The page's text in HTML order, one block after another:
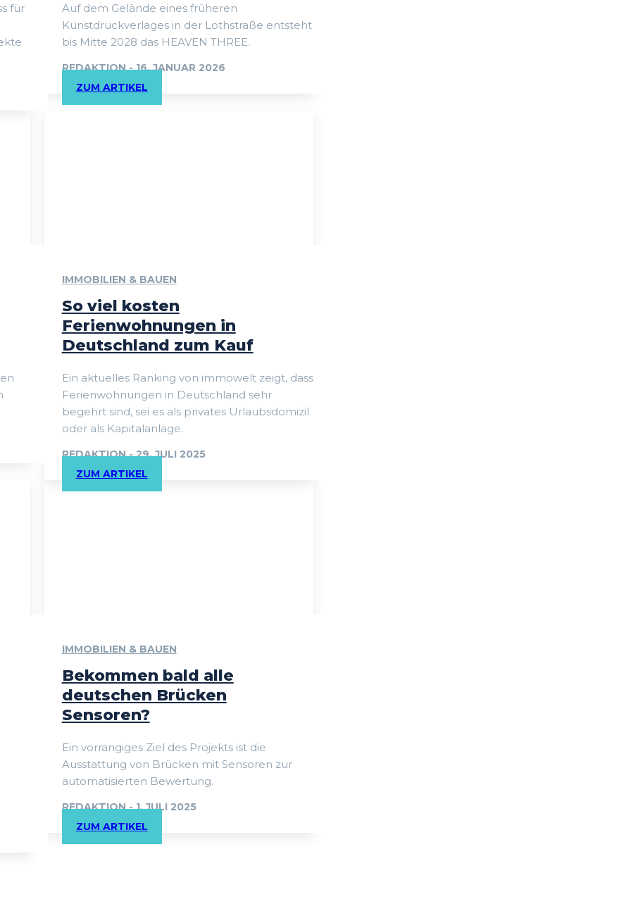
für
Auf dem Gelände eines früheren
Kunstdruckverlages in der Lothstraße entsteht
bis Mitte 2028 das HEAVEN THREE.
REDAKTION - 16. JANUAR 2026
ZUM ARTIKEL
IMMOBILIEN & BAUEN
So viel kosten
Ferienwohnungen in
Deutschland zum Kauf
Ein aktuelles Ranking von immowelt zeigt, dass
Ferienwohnungen in Deutschland sehr
begehrt sind, sei es als privates Urlaubsdomizil
oder als Kapitalanlage.
REDAKTION - 29. JULI 2025
ZUM ARTIKEL
IMMOBILIEN & BAUEN
Bekommen bald alle
deutschen Brücken
Sensoren?
Ein vorrangiges Ziel des Projekts ist die
Ausstattung von Brücken mit Sensoren zur
automatisierten Bewertung.
REDAKTION - 1. JULI 2025
ZUM ARTIKEL